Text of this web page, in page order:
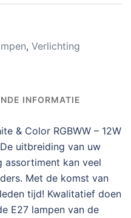
, Verlichting
INFORMATIE
& Color RGBWW – 12W
uitbreiding van uw
assortiment kan veel
Met de komst van
tijd! Kwalitatief doen
E27 lampen van de